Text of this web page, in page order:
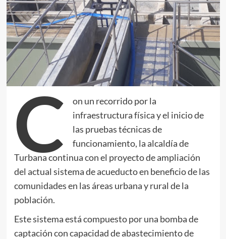
C
on un recorrido por la
infraestructura física y el inicio de
las pruebas técnicas de
funcionamiento, la alcaldía de
Turbana continua con el proyecto de ampliación
del actual sistema de acueducto en beneficio de las
comunidades en las áreas urbana y rural de la
población.
Este sistema está compuesto por una bomba de
captación con capacidad de abastecimiento de